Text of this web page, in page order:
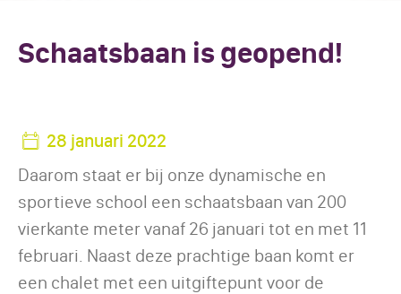
Schaatsbaan is geopend!
28 januari 2022
Daarom staat er bij onze dynamische en
sportieve school een schaatsbaan van 200
vierkante meter vanaf 26 januari tot en met 11
februari. Naast deze prachtige baan komt er
een chalet met een uitgiftepunt voor de